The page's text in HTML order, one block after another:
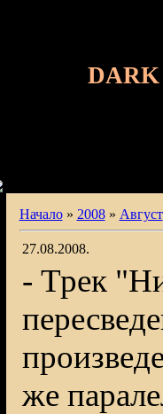
Начало» 2008 » Август
27.08.2008.
- Трек
же